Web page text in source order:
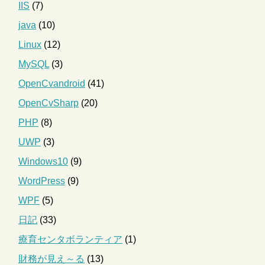
IIS (7)
java (10)
Linux (12)
MySQL (3)
OpenCvandroid (41)
OpenCvSharp (20)
PHP (8)
UWP (3)
Windows10 (9)
WordPress (9)
WPF (5)
日記 (33)
療育センタボランティア (1)
財務が見え～る (13)